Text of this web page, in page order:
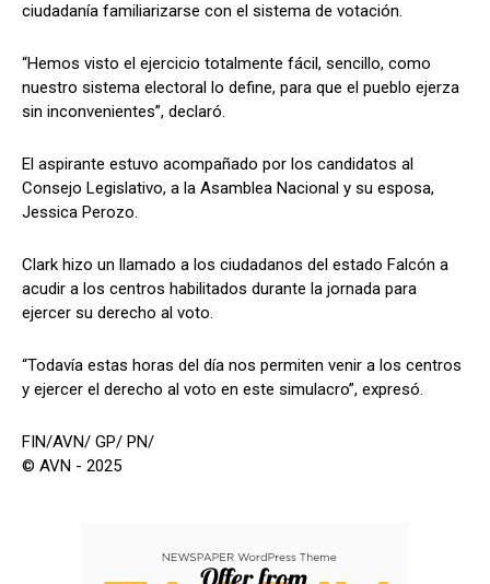
ciudadanía familiarizarse con el sistema de votación.
“Hemos visto el ejercicio totalmente fácil, sencillo, como
nuestro sistema electoral lo define, para que el pueblo ejerza
sin inconvenientes”, declaró.
El aspirante estuvo acompañado por los candidatos al
Consejo Legislativo, a la Asamblea Nacional y su esposa,
Jessica Perozo.
Clark hizo un llamado a los ciudadanos del estado Falcón a
acudir a los centros habilitados durante la jornada para
ejercer su derecho al voto.
“Todavía estas horas del día nos permiten venir a los centros
y ejercer el derecho al voto en este simulacro”, expresó.
FIN/AVN/ GP/ PN/
© AVN - 2025